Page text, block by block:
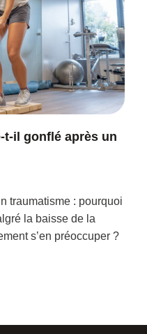
t-il gonflé après un
traumatisme : pourquoi
la baisse de la
s’en préoccuper ?